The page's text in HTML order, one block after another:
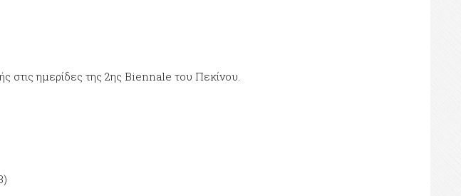
στις ημερίδες της 2ης Biennale του Πεκίνου.